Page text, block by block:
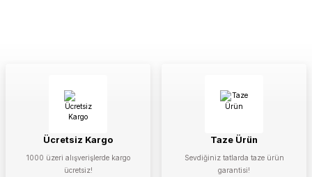
Ücretsiz Kargo
1000 üzeri alışverişlerde kargo
ücretsiz!
Taze Ürün
Sevdiğiniz tatlarda taze ürün
garantisi!